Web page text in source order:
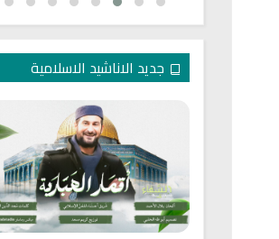
جديد الاناشيد الاسلامية